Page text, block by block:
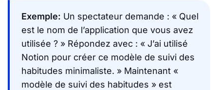
Exemple: Un spectateur demande : « Quel
est le nom de l’application que vous avez
utilisée ? » Répondez avec : « J’ai utilisé
Notion pour créer ce modèle de suivi des
habitudes minimaliste. » Maintenant «
modèle de suivi des habitudes » est